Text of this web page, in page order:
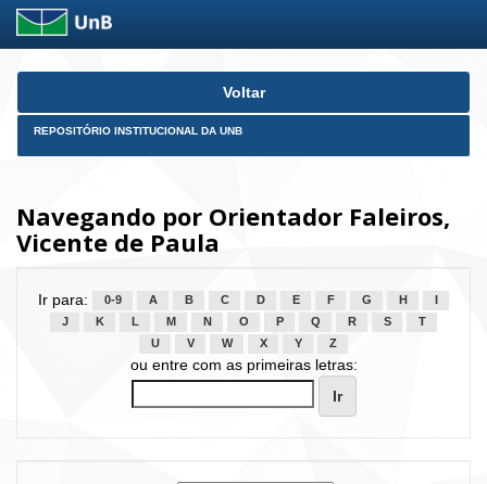
Skip
Voltar
REPOSITÓRIO INSTITUCIONAL DA UNB
Navegando por Orientador Faleiros,
Vicente de Paula
Ir para: 0-9 A B C D E F G H
J
K L M N O P Q R S
T
U
V W X Y Z
ou entre com as primeiras letras: